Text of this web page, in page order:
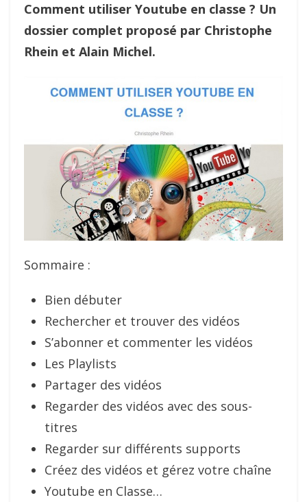
Comment utiliser Youtube en classe ? Un
dossier complet proposé par Christophe
Rhein et Alain Michel.
Sommaire :
Bien débuter
Rechercher et trouver des vidéos
S’abonner et commenter les vidéos
Les Playlists
Partager des vidéos
Regarder des vidéos avec des sous-
titres
Regarder sur différents supports
Créez des vidéos et gérez votre chaîne
Youtube en Classe…